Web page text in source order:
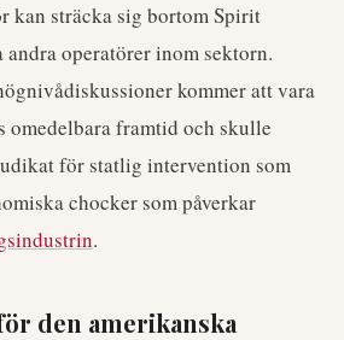
kan sträcka sig bortom Spirit
operatörer inom sektorn.
kommer att vara
omedelbara framtid och skulle
för statlig intervention som
chocker som påverkar
.
den amerikanska